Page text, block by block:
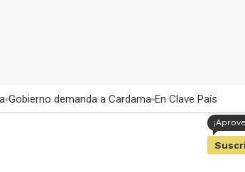
Gobierno demanda a Cardama En Clave País